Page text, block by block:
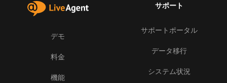
デモ
料金
機能
サポート
サポートポータル
データ移行
システム状況